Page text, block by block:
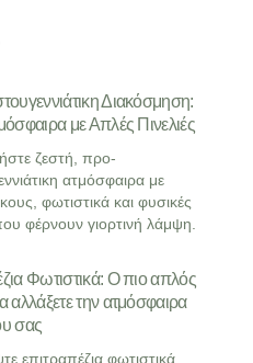
Διακόσμηση:
με Απλές Πινελιές
ζεστή, προ-
ατμόσφαιρα με
φωτιστικά και φυσικές
φέρνουν γιορτινή λάμψη.
Φωτιστικά: Ο πιο απλός
αλλάξετε την ατμόσφαιρα
σας
επιτραπέζια φωτιστικά